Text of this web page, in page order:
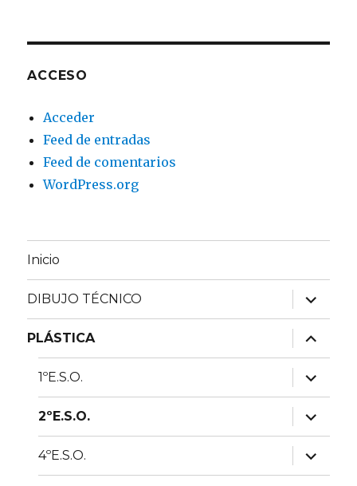
ACCESO
Acceder
Feed de entradas
Feed de comentarios
WordPress.org
Inicio
DIBUJO TÉCNICO
expande
el
menú
inferior
PLÁSTICA
expande
el
menú
inferior
1ºE.S.O.
expande
el
menú
inferior
2ºE.S.O.
expande
el
menú
inferior
4ºE.S.O.
expande
el
menú